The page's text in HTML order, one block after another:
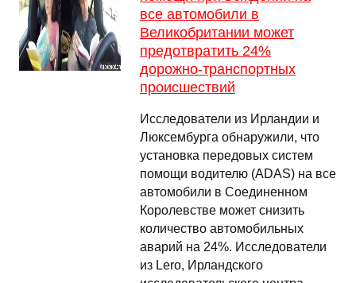
все автомобили в
Великобритании может
предотвратить 24%
дорожно-транспортных
происшествий
Исследователи из Ирландии и
Люксембурга обнаружили, что
установка передовых систем
помощи водителю (ADAS) на все
автомобили в Соединенном
Королевстве может снизить
количество автомобильных
аварий на 24%. Исследователи
из Lero, Ирландского